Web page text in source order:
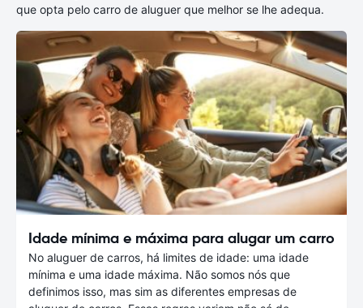
que opta pelo carro de aluguer que melhor se lhe adequa.
Idade mínima e máxima para alugar um carro
No aluguer de carros, há limites de idade: uma idade
mínima e uma idade máxima. Não somos nós que
definimos isso, mas sim as diferentes empresas de